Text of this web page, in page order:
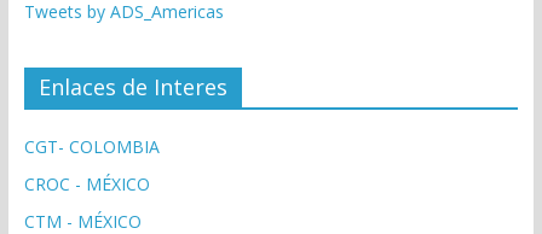
Tweets by ADS_Americas
Enlaces de Interes
CGT- COLOMBIA
CROC - MÉXICO
CTM - MÉXICO